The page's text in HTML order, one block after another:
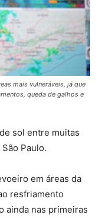
mais vulneráveis, já que
queda de galhos e
sol entre muitas
Paulo.
em áreas da
resfriamento
ainda nas primeiras